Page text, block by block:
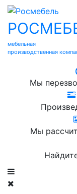
мебельная
производственная
Мы
Мы